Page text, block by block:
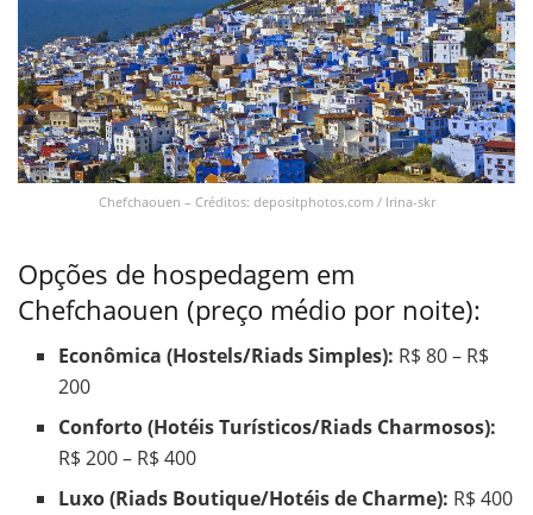
Chefchaouen – Créditos: depositphotos.com / Irina-skr
Opções de hospedagem em
Chefchaouen (preço médio por noite):
Econômica (Hostels/Riads Simples): R$ 80 – R$
200
Conforto (Hotéis Turísticos/Riads Charmosos):
R$ 200 – R$ 400
Luxo (Riads Boutique/Hotéis de Charme): R$ 400